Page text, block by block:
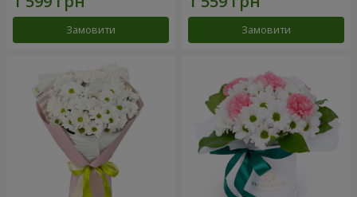
Замовити Замовити